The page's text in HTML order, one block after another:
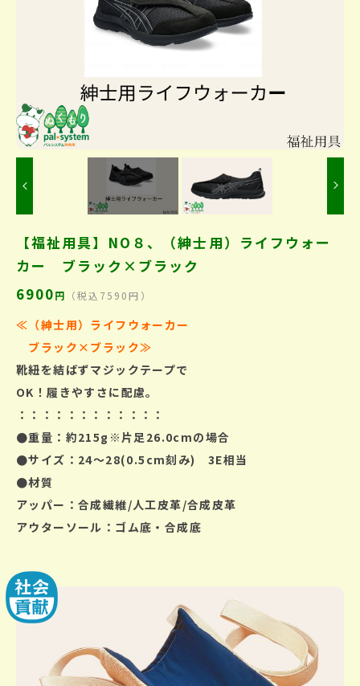
Previous
【福祉用具】NO８、（紳士用）ライフウォー
カー ブラック×ブラック
6900円 （税込7590円）
≪（紳士用）ライフウォーカー
ブラック×ブラック≫
靴紐を結ばずマジックテープで
OK！履きやすさに配慮。
：：：：：：：：：：：：
●重量：約215g※片足26.0cmの場合
●サイズ：24～28(0.5cm刻み) 3E相当
●材質
アッパー：合成繊維/人工皮革/合成皮革
アウターソール：ゴム底・合成底